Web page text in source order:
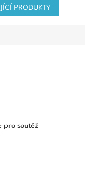
PRODUKTY
pro soutěž